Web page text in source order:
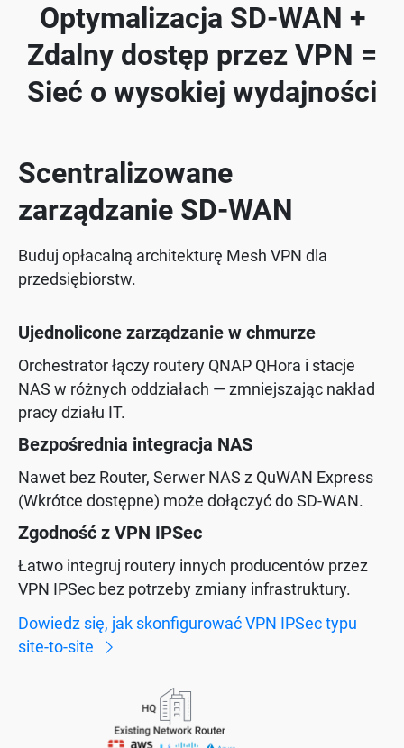
Optymalizacja SD-WAN +
Zdalny dostęp przez VPN =
Sieć o wysokiej wydajności
Scentralizowane
zarządzanie SD-WAN
Buduj opłacalną architekturę Mesh VPN dla
przedsiębiorstw.
Ujednolicone zarządzanie w chmurze
Orchestrator łączy routery QNAP QHora i stacje
NAS w różnych oddziałach — zmniejszając nakład
pracy działu IT.
Bezpośrednia integracja NAS
Nawet bez Router, Serwer NAS z QuWAN Express
(Wkrótce dostępne) może dołączyć do SD-WAN.
Zgodność z VPN IPSec
Łatwo integruj routery innych producentów przez
VPN IPSec bez potrzeby zmiany infrastruktury.
Dowiedz się, jak skonfigurować VPN IPSec typu
site-to-site